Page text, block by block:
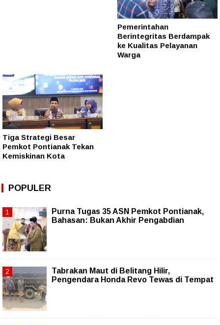
Pemerintahan
Berintegritas Berdampak
ke Kualitas Pelayanan
Warga
Tiga Strategi Besar
Pemkot Pontianak Tekan
Kemiskinan Kota
POPULER
Purna Tugas 35 ASN Pemkot Pontianak,
Bahasan: Bukan Akhir Pengabdian
Tabrakan Maut di Belitang Hilir,
Pengendara Honda Revo Tewas di Tempat